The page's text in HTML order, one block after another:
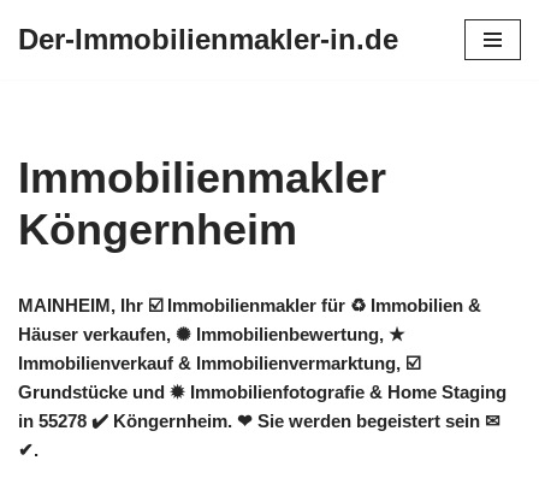
Der-Immobilienmakler-in.de
Immobilienmakler
Köngernheim
MAINHEIM, Ihr ☑️ Immobilienmakler für ♻ Immobilien &
Häuser verkaufen, ✺ Immobilienbewertung, ★
Immobilienverkauf & Immobilienvermarktung, ☑️
Grundstücke und ✹ Immobilienfotografie & Home Staging
in 55278 ✔️ Köngernheim. ❤ Sie werden begeistert sein ✉
✔.